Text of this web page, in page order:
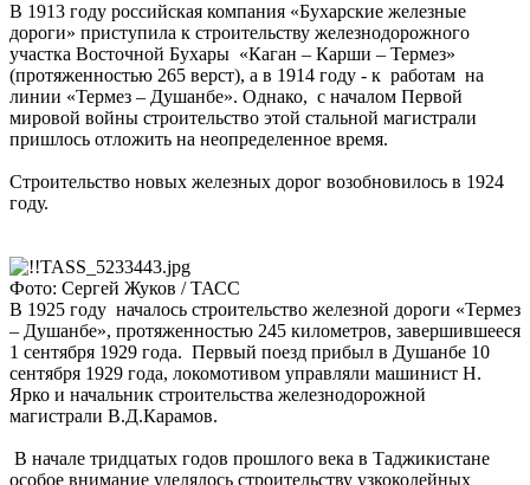
В 1913 году российская компания «Бухарские железные
дороги» приступила к строительству железнодорожного
участка Восточной Бухары «Каган – Карши – Термез»
(протяженностью 265 верст), а в 1914 году - к работам на
линии «Термез – Душанбе». Однако, с началом Первой
мировой войны строительство этой стальной магистрали
пришлось отложить на неопределенное время.
Строительство новых железных дорог возобновилось в 1924
году.
Фото: Сергей Жуков / ТАСС
В 1925 году началось строительство железной дороги «Термез
– Душанбе», протяженностью 245 километров, завершившееся
1 сентября 1929 года. Первый поезд прибыл в Душанбе 10
сентября 1929 года, локомотивом управляли машинист Н.
Ярко и начальник строительства железнодорожной
магистрали В.Д.Карамов.
В начале тридцатых годов прошлого века в Таджикистане
особое внимание уделялось строительству узкоколейных